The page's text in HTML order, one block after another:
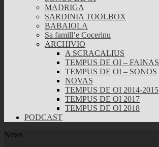
MADRIGA
SARDINIA TOOLBOX
BABAIOLA
Sa famill’e Cocerinu
ARCHIVIO
A SCRACALIUS
TEMPUS DE OI – FAINAS
TEMPUS DE OI – SONOS
NOVAS
TEMPUS DE OI 2014-2015
TEMPUS DE OI 2017
TEMPUS DE OI 2018
PODCAST
News